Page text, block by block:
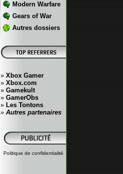
Modern Warfare
Gears of War
Autres dossiers
» Xbox Gamer
» Xbox.com
» Gamekult
» GamerObs
» Les Tontons
» Autres partenaires
Politique de confidentialité